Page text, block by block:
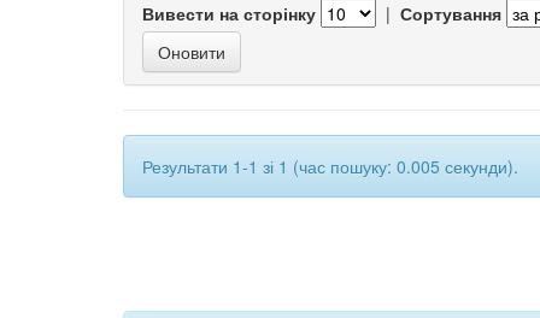
Вивести на сторінку | Сортування
Результати 1-1 зі 1 (час пошуку: 0.005 секунди).